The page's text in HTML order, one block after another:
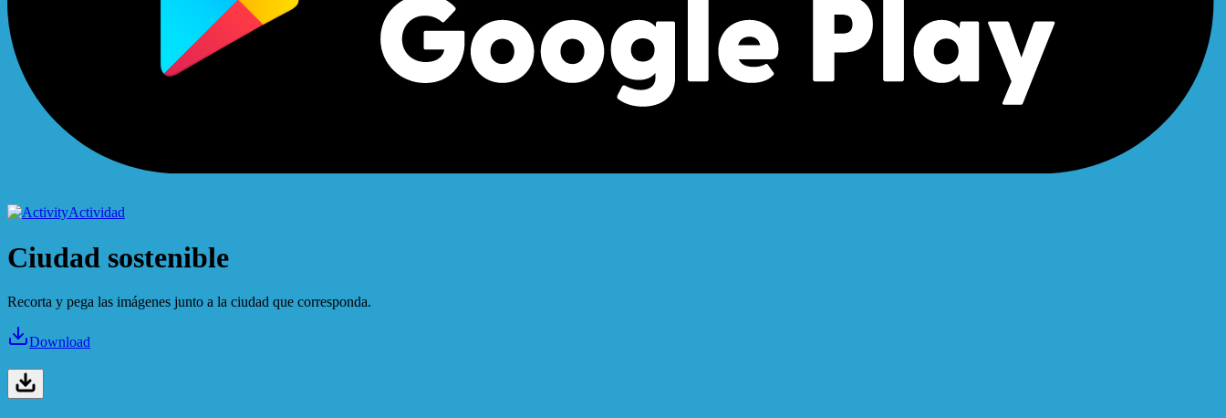
Actividad
Ciudad sostenible
Recorta y pega las imágenes junto a la ciudad que corresponda.
Download